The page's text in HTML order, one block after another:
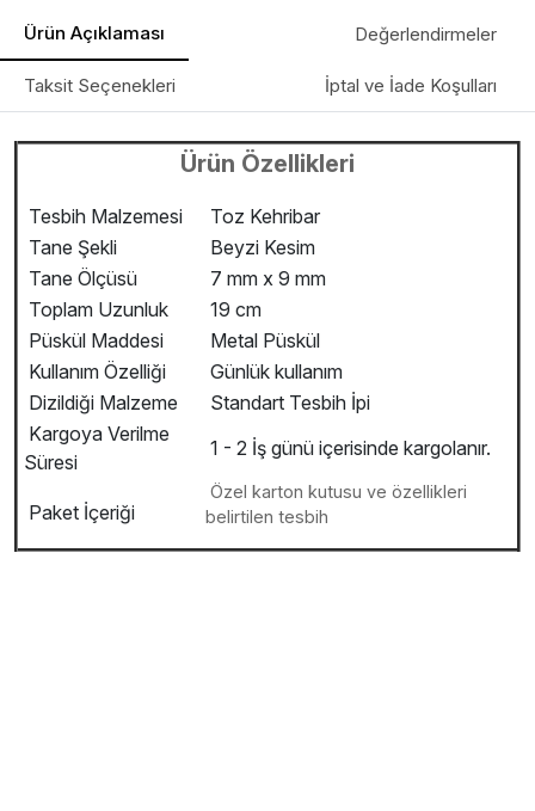
Ürün Açıklaması Değerlendirmeler
Taksit Seçenekleri İptal ve İade Koşulları
Ürün Özellikleri
Tesbih Malzemesi
Toz Kehribar
Tane Şekli
Beyzi Kesim
Tane Ölçüsü
7 mm x 9 mm
Toplam Uzunluk
19 cm
Püskül Maddesi
Metal Püskül
Kullanım Özelliği
Günlük kullanım
Dizildiği Malzeme
Standart Tesbih İpi
Kargoya Verilme
Süresi
1 - 2 İş günü içerisinde kargolanır.
Paket İçeriği
Özel karton kutusu ve özellikleri
belirtilen tesbih